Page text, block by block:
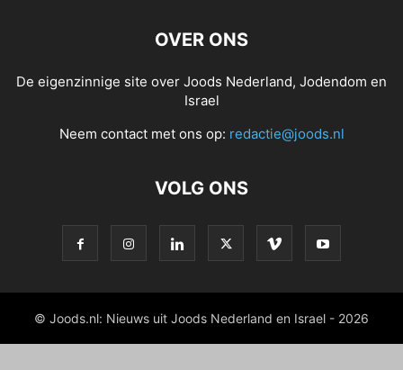
OVER ONS
De eigenzinnige site over Joods Nederland, Jodendom en
Israel
Neem contact met ons op: redactie@joods.nl
VOLG ONS
© Joods.nl: Nieuws uit Joods Nederland en Israel - 2026